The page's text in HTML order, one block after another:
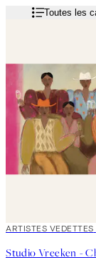
Toutes les
40%*
ARTISTES VEDETTES
Studio Vreeken -